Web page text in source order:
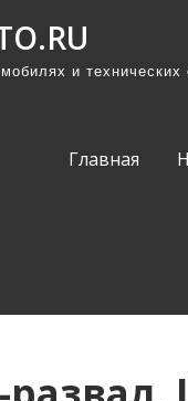
и технических
Главная